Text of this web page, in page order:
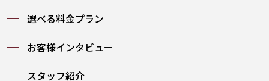
選べる料金プラン
お客様インタビュー
スタッフ紹介